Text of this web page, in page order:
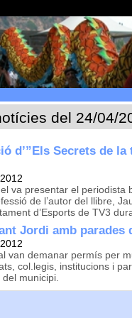
del 24/04/
d’”Els Secrets de
el va presentar el
de l’autor del llibre,
d’Esports de TV3
Jordi amb parades
van demanar permís per
col.legis, institucions i
municipi.